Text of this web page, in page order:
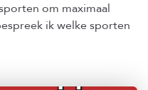
om maximaal
ik welke sporten